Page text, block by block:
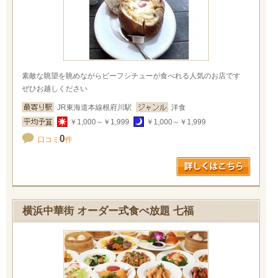
素敵な眺望を眺めながらビーフシチューが食べれる人気のお店です
ぜひお越しください
JR東海道本線根府川駅
洋食
￥1,000～￥1,999
￥1,000～￥1,999
口コミ 0件
横浜中華街 オーダー式食べ放題 七福